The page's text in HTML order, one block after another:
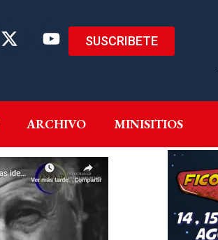
SUSCRIBETE
ARCHIVO MINISITIOS
ARCHIVO MINISITIOS